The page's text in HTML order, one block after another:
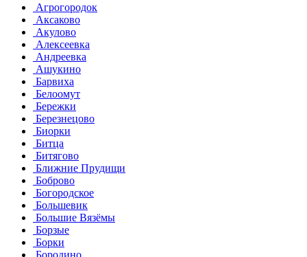
Агрогородок
Аксаково
Акулово
Алексеевка
Андреевка
Ашукино
Барвиха
Белоомут
Бережки
Березнецово
Биорки
Битца
Битягово
Ближние Прудищи
Боброво
Богородское
Большевик
Большие Вязёмы
Борзые
Борки
Бородино